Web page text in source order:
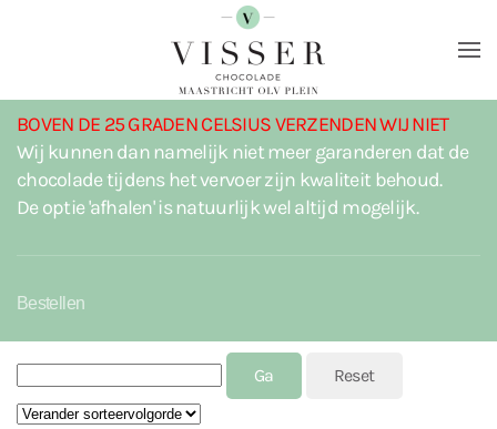
Terug naar hoofdinhoud
BOVEN DE 25 GRADEN CELSIUS VERZENDEN WIJ NIET
Wij kunnen dan namelijk niet meer garanderen dat de
chocolade tijdens het vervoer zijn kwaliteit behoud.
De optie 'afhalen' is natuurlijk wel altijd mogelijk.
Bestellen
J2STORE_SEARCH